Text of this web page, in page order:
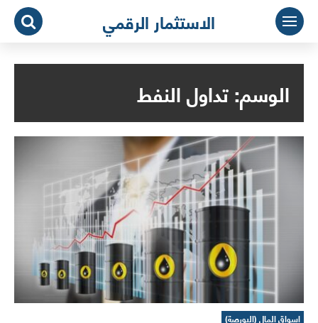
التجاوز
المحتوى
الاستثمار الرقمي
الوسم:تداول النفط
اسواق المال (البورصة)